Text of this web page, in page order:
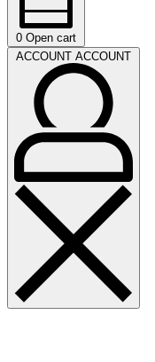
0 Open cart
ACCOUNT ACCOUNT